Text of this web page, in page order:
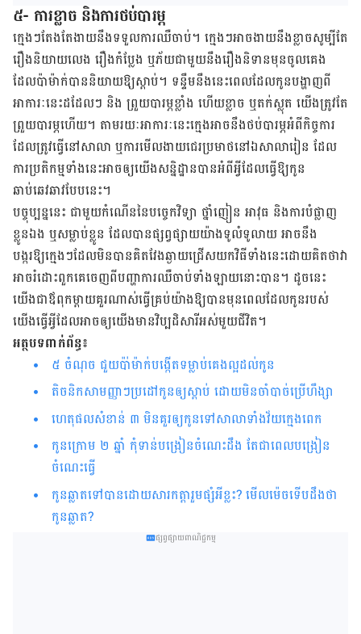
៥- ការខ្លាច និងការថប់បារម្ភ
ក្មេងៗតែងតែងាយនឹងទទួលការឈឺចាប់។ ក្មេងៗ​អាចងាយនឹងខ្លាចសូម្បីតែ
រឿងនិយាយលេង រឿងកំប្លែង ឬភ័យជាមួយនឹងរឿងនិទានមុនចូលគេង
ដែលប៉ាម៉ាក់​បាន​និយាយឱ្យស្តាប់។ ទន្ទឹមនឹងនេះពេលដែលកូនបង្ហាញពី
អាការៈនេះដដែលៗ និង ព្រួយបារម្ភខ្លាំង ហើយខ្លាច ឬតក់ស្លុត យើង​ត្រូវតែ
ព្រួយបារម្ភហើយ។ តាមរយៈអាការៈនេះក្មេងអាចនឹងថប់បារម្ភអំពីកិច្ចការ
ដែលត្រូវធ្វើនៅសាលា ឬការមើលងាយជេរប្រមាថនៅឯសាលារៀន ដែល​
ការប្រតិកម្មទាំងនេះអាចឲ្យ​យើង​សន្និដ្ឋានបានអំពីអ្វីដែលធ្វើឱ្យកូន
ឆាប់ឆេវឆាវបែបនេះ។
បច្ចុប្បន្ននេះ ជាមួយកំណើននៃបច្ចេកវិទ្យា ថ្នាំញៀន អាវុធ និងការបំផ្លាញ
ខ្លូនឯង ឬសម្លាប់ខ្លូន ដែលបានផ្សព្វផ្សាយយ៉ាងទូលំទូលាយ អាចនឹង
បង្ករឱ្យក្មេងៗដែលមិនបានគិតវែងឆ្ងាយជ្រើសយកវិធីទាំងនេះដោយគិតថាវា
អាចរំដោះពួកគេចេញពីបញ្ហាការឈឺចាប់ទាំងឡាយនោះបាន​។ ដូចនេះ
យើង​ជាឪពុកម្តាយគួរណាស់ធ្វើគ្រប់យ៉ាងឱ្យបានមុនពេលដែលកូនរបស់
យើង​ធ្វើអ្វីដែលអាចឲ្យ​យើង​មានវិប្បដិសារីអស់មួយជីវិត។
អត្ថបទពាក់ព័ន្ធ៖
៥​ ចំណុច ​ជួយ​ប៉ា់ម៉ាក់​បង្កើត​ទម្លាប់​គេង​ល្អ​ដល់កូន
តិចនិកសាមញ្ញាៗប្រដៅកូនឲ្យស្តាប់ ដោយមិនចាំបាច់ប្រើហឹង្សា
ហេតុផលសំខាន់ ៣ មិនគួរឲ្យកូនទៅសាលាទាំងវ័យក្មេងពេក
កូនក្រោម ២ ឆ្នាំ កុំទាន់បង្រៀនចំណេះដឹង តែជាពេលបង្រៀន
ចំណេះធ្វើ
កូនឆ្លាតទៅបានដោយសារកត្តារួមផ្សំអីខ្លះ? មើលម៉េចទើបដឹងថា
កូនឆ្លាត?
ផ្សព្វផ្សាយពាណិជ្ជកម្ម